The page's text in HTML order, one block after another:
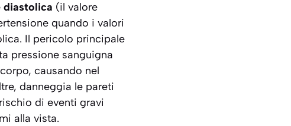
diastolica (il valore
quando i valori
Il pericolo principale
pressione sanguigna
causando nel
danneggia le pareti
di eventi gravi
alla vista.